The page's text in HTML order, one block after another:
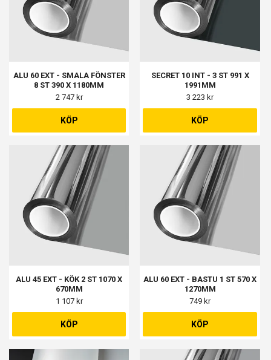
ALU 60 EXT - SMALA FÖNSTER
8 ST 390 X 1180MM
2 747 kr
KÖP
SECRET 10 INT - 3 ST 991 X
1991MM
3 223 kr
KÖP
ALU 45 EXT - KÖK 2 ST 1070 X
670MM
1 107 kr
KÖP
ALU 60 EXT - BASTU 1 ST 570 X
1270MM
749 kr
KÖP